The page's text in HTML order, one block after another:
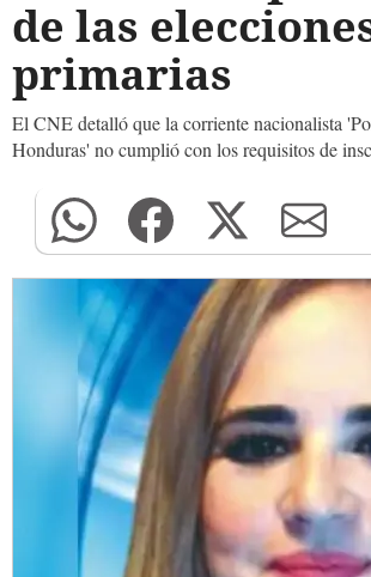
de las
primarias
El CNE detalló que la corriente nacionalista
Honduras' no cumplió con los requisitos de